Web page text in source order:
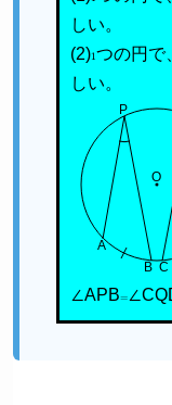
しい。
(2)1つの円で
しい。
A
B C
O
P
∠APB